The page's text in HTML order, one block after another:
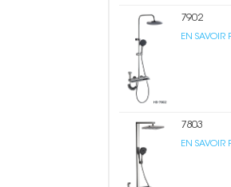
7902
EN SAVOIR
7803
EN SAVOIR